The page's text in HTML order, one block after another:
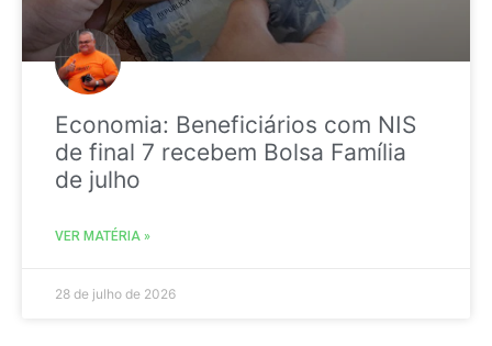
Economia: Beneficiários com NIS
de final 7 recebem Bolsa Família
de julho
VER MATÉRIA »
28 de julho de 2026